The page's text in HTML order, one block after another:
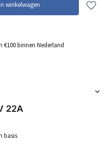
winkelwagen
binnen Nederland
22A
basis